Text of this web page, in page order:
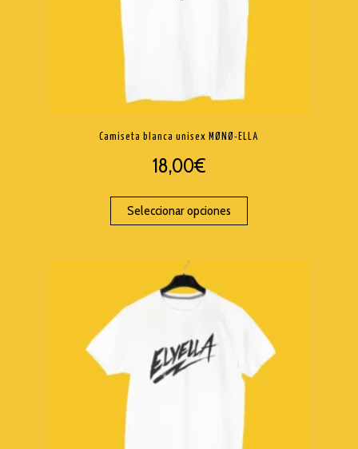
Camiseta blanca unisex MØNØ-ELLA
18,00€
Seleccionar opciones